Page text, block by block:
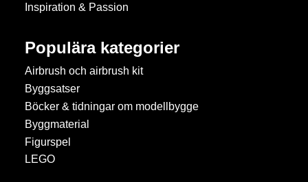
Inspiration & Passion
Populära kategorier
Airbrush och airbrush kit
Byggsatser
Böcker & tidningar om modellbygge
Byggmaterial
Figurspel
LEGO